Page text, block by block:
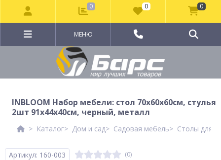
МЕНЮ
INBLOOM Набор мебели: стол 70х60х60см, стулья
2шт 91х44х40см, черный, металл
Каталог Дом и сад Садовая мебель Столы для
Артикул: 160-003 (0)
0 0 0